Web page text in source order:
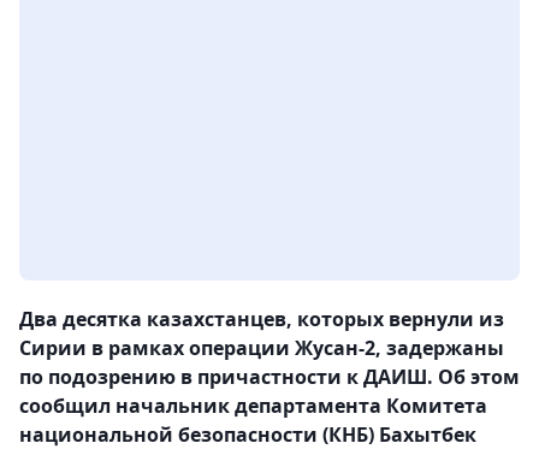
Два десятка казахстанцев, которых вернули из
Сирии в рамках операции Жусан-2, задержаны
по подозрению в причастности к ДАИШ. Об этом
сообщил начальник департамента Комитета
национальной безопасности (КНБ) Бахытбек